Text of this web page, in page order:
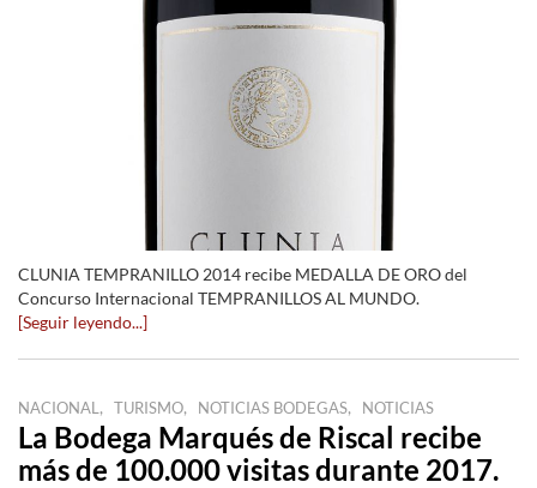
CLUNIA TEMPRANILLO 2014 recibe MEDALLA DE ORO del
Concurso Internacional TEMPRANILLOS AL MUNDO.
[Seguir leyendo...]
NACIONAL , TURISMO, NOTICIAS BODEGAS, NOTICIAS
La Bodega Marqués de Riscal recibe
más de 100.000 visitas durante 2017.